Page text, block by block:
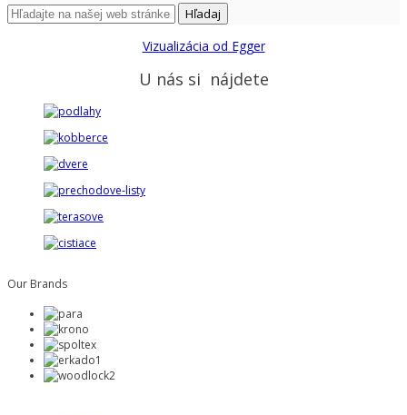
Hľadaj
Vizualizácia od Egger
U nás si nájdete
Our Brands